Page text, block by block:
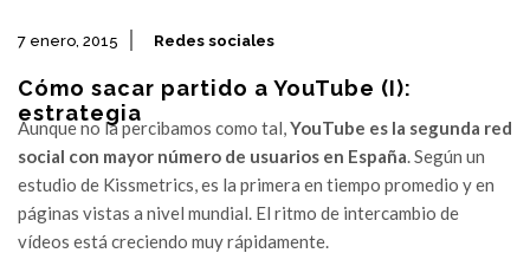
7 enero, 2015 Redes sociales
Cómo sacar partido a YouTube (I):
estrategia
Aunque no la percibamos como tal,YouTube es la segunda red
social con mayor número de usuarios en España. Según un
estudio de Kissmetrics, es la primera en tiempo promedio y en
páginas vistas a nivel mundial. El ritmo de intercambio de
vídeos está creciendo muy rápidamente.